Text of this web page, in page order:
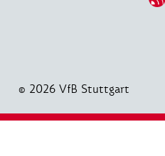
© 2026 VfB Stuttgart